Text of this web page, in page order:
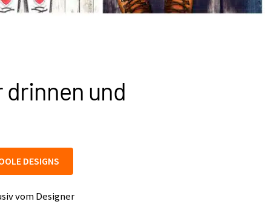
und
DESIGNS
vom Designer